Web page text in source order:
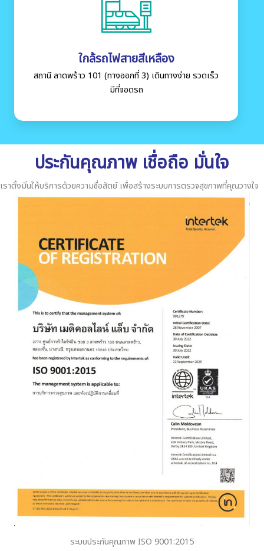
ใกล้รถไฟสายสีเหลือง
สถานี ลาดพร้าว 101 (ทางออกที่ 3) เดินทางง่าย รวดเร็ว
มีที่จอดรถ
ประกันคุณภาพ เชื่อถือ มั่นใจ
เราตั้งมั่นให้บริการด้วยความซื่อสัตย์ เพื่อสร้างระบบการตรวจสุขภาพที่คุณวางใจ
ระบบประกันคุณภาพ ISO 9001:2015